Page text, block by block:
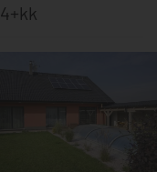
4+kk